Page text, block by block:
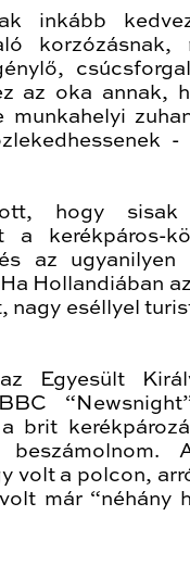
inkább
korzózásnak,
az oka annak,
munkahelyi
-
hogy sisak
kerékpáros-
az ugyanilyen
Hollandiában
nagy eséllyel
Egyesült
brit
beszámolnom.
volt a polcon,
már “néhány